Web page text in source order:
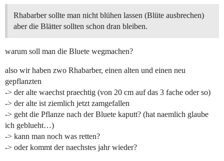
Rhabarber sollte man nicht blühen lassen (Blüte ausbrechen)
aber die Blätter sollten schon dran bleiben.
warum soll man die Bluete wegmachen?
also wir haben zwo Rhabarber, einen alten und einen neu
gepflanzten
-> der alte waechst praechtig (von 20 cm auf das 3 fache oder so)
-> der alte ist ziemlich jetzt zamgefallen
-> geht die Pflanze nach der Bluete kaputt? (hat naemlich glaube
ich geblueht…)
-> kann man noch was retten?
-> oder kommt der naechstes jahr wieder?